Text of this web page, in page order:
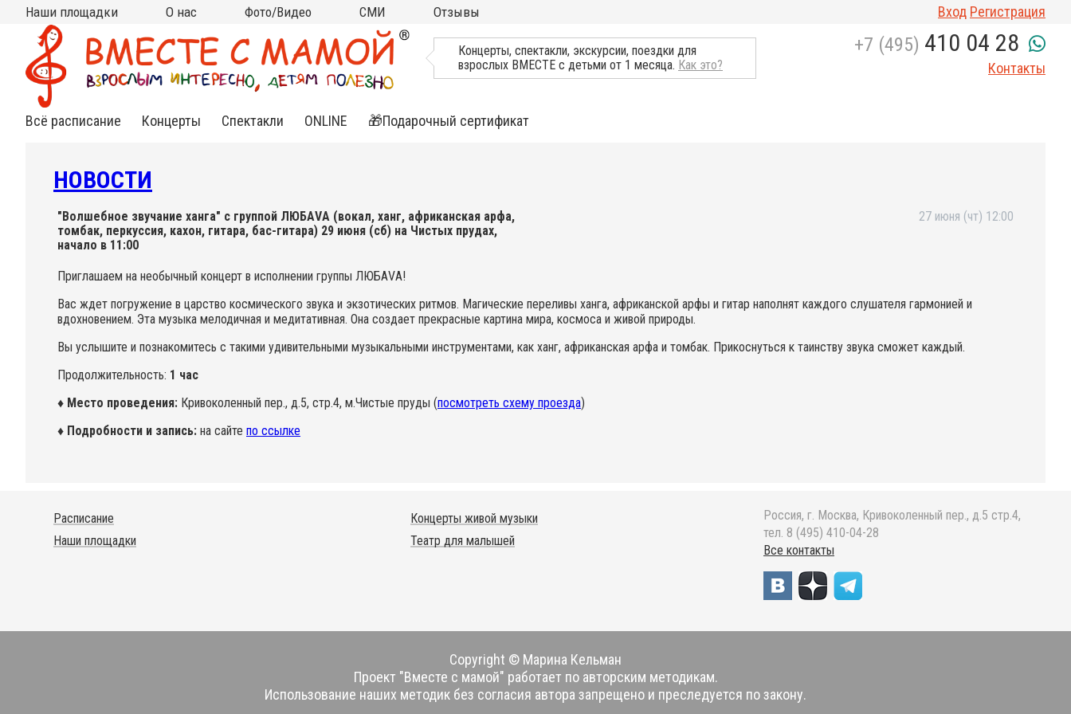
Наши площадки
Москва
на КИТАЙ-ГОРОДЕ
на ЧИСТЫХ ПРУДАХ
на ВДНХ
на НОВОСЛОБОДСКОЙ
на ПАРКЕ КУЛЬТУРЫ
в АРМЯНСКОМ
в СТАРОСАДСКОМ
(Китай-город)
в РАМЕНКАХ
на ТУРГЕНЕВСКОЙ
(школа Алгоритм)
на КРАСНЫХ ВОРОТАХ
на МЯСНИЦКОЙ (Чистые
пруды)
Московская область
в МЫТИЩАХ (клуб
Самовар)
в МЫТИЩАХ (ДЦ "Смарт
Ленд")
Все площадки на карте
О нас
Кто мы?
Контакты
Сотрудничество
Новости
Подвешенный билет
Фото/Видео
Фото
Видео
СМИ
ТВ, Пресса о нас
Отзывы Вход Регистрация
Концерты, спектакли, экскурсии, поездки для
взрослых ВМЕСТЕ с детьми от 1 месяца. Как это?
+7 (495) 410 04 28
Контакты
Всё расписание
Концерты
Яркий джаз
Веселый рок-н-
ролл
фолк
концерты
Спектакли
музыку
Книжные
ONLINE
🎁Подарочный сертификат
НОВОСТИ
"Волшебное звучание ханга" с группой ЛЮБАVА (вокал, ханг, африканская арфа,
томбак, перкуссия, кахон, гитара, бас-гитара) 29 июня (сб) на Чистых прудах,
начало в 11:00
27 июня (чт) 12:00
Приглашаем на необычный концерт в исполнении группы ЛЮБАVА!
Вас ждет погружение в царство космического звука и экзотических ритмов. Магические переливы ханга, африканской арфы и гитар наполнят каждого слушателя гармонией и
вдохновением. Эта музыка мелодичная и медитативная. Она создает прекрасные картина мира, космоса и живой природы.
Вы услышите и познакомитесь с такими удивительными музыкальными инструментами, как ханг, африканская арфа и томбак. Прикоснуться к таинству звука сможет каждый.
Продолжительность: 1 час
♦ Место проведения: Кривоколенный пер., д.5, стр.4, м.Чистые пруды (посмотреть схему проезда)
♦ Подробности и запись: на сайте по ссылке
Расписание
Наши площадки
Концерты живой музыки
Театр для малышей
Россия, г. Москва, Кривоколенный пер., д.5 стр.4,
тел. 8 (495) 410-04-28
Все контакты
Copyright © Марина Кельман
Проект "Вместе с мамой" работает по авторским методикам.
Использование наших методик без согласия автора запрещено и преследуется по закону.